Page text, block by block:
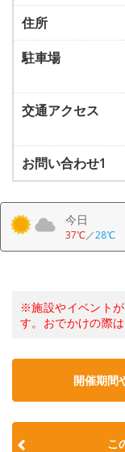
住所
駐車場
交通アクセス
お問い合わせ1
今日
37℃／28℃
※施設やイベント
す。おでかけの際
開催期間
こ